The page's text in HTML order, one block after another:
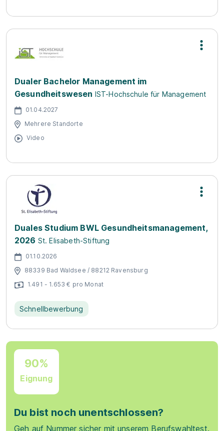
Dualer Bachelor Management im
Gesundheitswesen IST-Hochschule für Management
01.04.2027
Mehrere Standorte
Video
Duales Studium BWL Gesundheitsmanagement,
2026 St. Elisabeth-Stiftung
01.10.2026
88339 Bad Waldsee / 88212 Ravensburg
1.491 - 1.653 € pro Monat
Schnellbewerbung
90%
Eignung
Du bist noch unentschlossen?
Geh auf Nummer sicher mit unserem Berufswahltest.